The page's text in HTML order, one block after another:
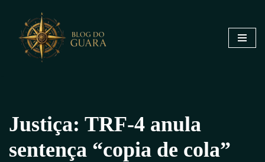
Pular
para
Justiça: TRF-4 anula
sentença “copia de cola”